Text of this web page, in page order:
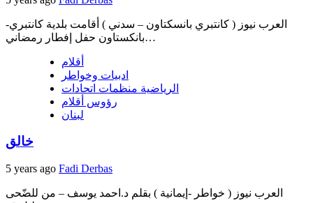
العرب نيوز ( كانتبري بانسكتاون – سدني ) أقامت بلدية كانتبري-
بانكستاون حفل إفطار رمضاني…
أقلام
ادبيات وخواطر
الرياضية منظمات اتحادات
رؤوس أقلام
لبنان
خالق
5 years ago Fadi Derbas
العرب نيوز ( خواطر -إيمانية ) بقلم د.احمد يوسف – من للضّحى